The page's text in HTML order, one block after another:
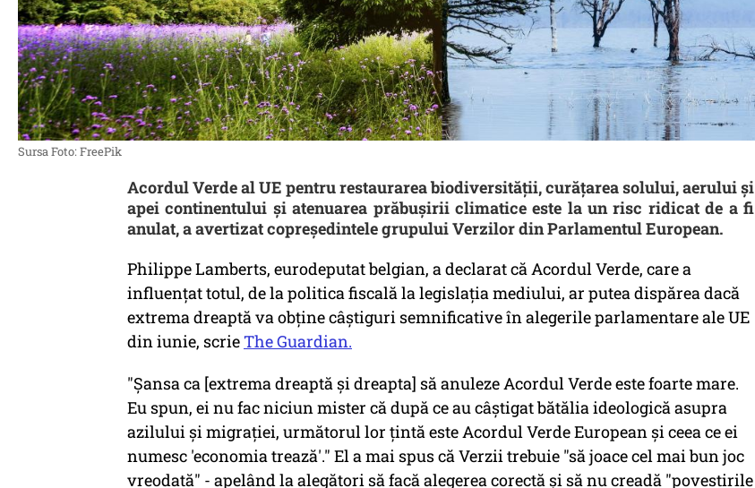
Sursa Foto: FreePik
Acordul Verde al UE pentru restaurarea biodiversității, curățarea solului, aerului și
apei continentului și atenuarea prăbușirii climatice este la un risc ridicat de a fi
anulat, a avertizat copreședintele grupului Verzilor din Parlamentul European.
Philippe Lamberts, eurodeputat belgian, a declarat că Acordul Verde, care a
influențat totul, de la politica fiscală la legislația mediului, ar putea dispărea dacă
extrema dreaptă va obține câștiguri semnificative în alegerile parlamentare ale UE
din iunie, scrieThe Guardian.
"Șansa ca [extrema dreaptă și dreapta] să anuleze Acordul Verde este foarte mare.
Eu spun, ei nu fac niciun mister că după ce au câștigat bătălia ideologică asupra
azilului și migrației, următorul lor țintă este Acordul Verde European și ceea ce ei
numesc 'economia trează'." El a mai spus că Verzii trebuie "să joace cel mai bun joc
vreodată" - apelând la alegători să facă alegerea corectă și să nu creadă "povestirile